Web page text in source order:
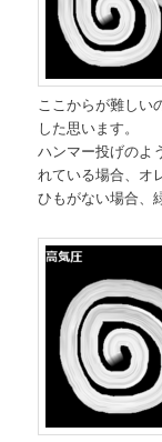
ここからが難しい
した思います。
ハンマー投げのよ
れている場合、オ
ひもがない場合、